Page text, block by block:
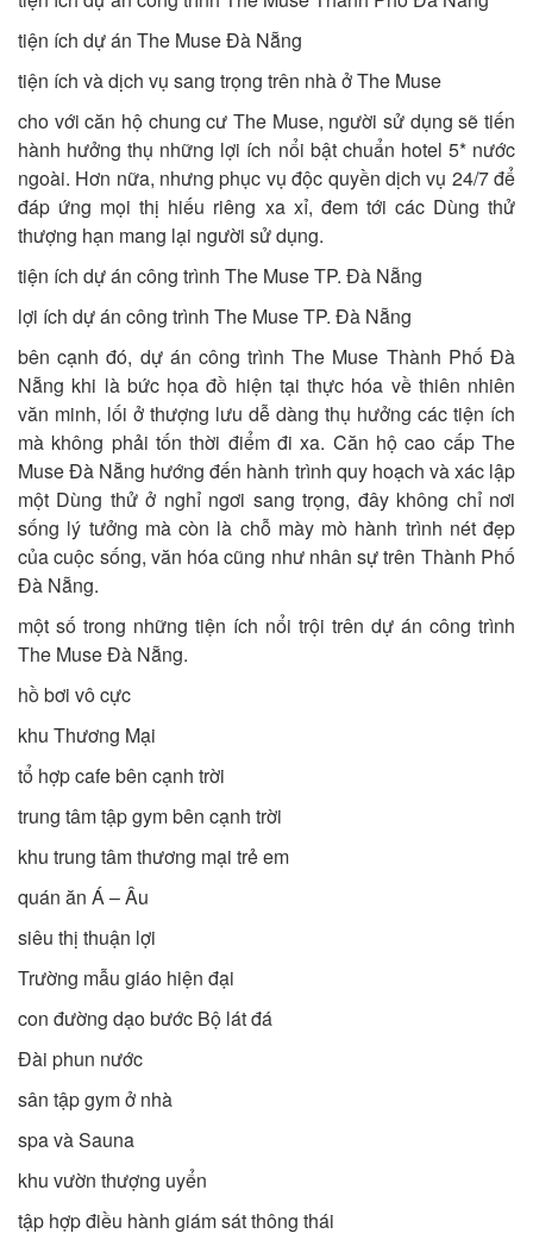
tiện ích dự án The Muse Đà Nẵng
tiện ích và dịch vụ sang trọng trên nhà ở The Muse
cho với căn hộ chung cư The Muse, người sử dụng sẽ tiến
hành hưởng thụ những lợi ích nổi bật chuẩn hotel 5* nước
ngoài. Hơn nữa, nhưng phục vụ độc quyền dịch vụ 24/7 để
đáp ứng mọi thị hiếu riêng xa xỉ, đem tới các Dùng thử
thượng hạn mang lại người sử dụng.
tiện ích dự án công trình The Muse TP. Đà Nẵng
lợi ích dự án công trình The Muse TP. Đà Nẵng
bên cạnh đó, dự án công trình The Muse Thành Phố Đà
Nẵng khi là bức họa đồ hiện tại thực hóa về thiên nhiên
văn minh, lối ở thượng lưu dễ dàng thụ hưởng các tiện ích
mà không phải tốn thời điểm đi xa. Căn hộ cao cấp The
Muse Đà Nẵng hướng đến hành trình quy hoạch và xác lập
một Dùng thử ở nghỉ ngơi sang trọng, đây không chỉ nơi
sống lý tưởng mà còn là chỗ mày mò hành trình nét đẹp
của cuộc sống, văn hóa cũng như nhân sự trên Thành Phố
Đà Nẵng.
một số trong những tiện ích nổi trội trên dự án công trình
The Muse Đà Nẵng.
hồ bơi vô cực
khu Thương Mại
tổ hợp cafe bên cạnh trời
trung tâm tập gym bên cạnh trời
khu trung tâm thương mại trẻ em
quán ăn Á – Âu
siêu thị thuận lợi
Trường mẫu giáo hiện đại
con đường dạo bước Bộ lát đá
Đài phun nước
sân tập gym ở nhà
spa và Sauna
khu vườn thượng uyển
tập hợp điều hành giám sát thông thái